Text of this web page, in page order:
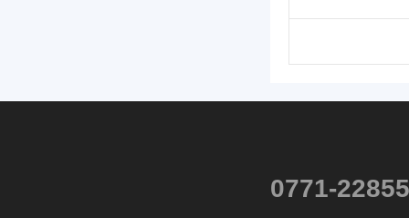
0771-